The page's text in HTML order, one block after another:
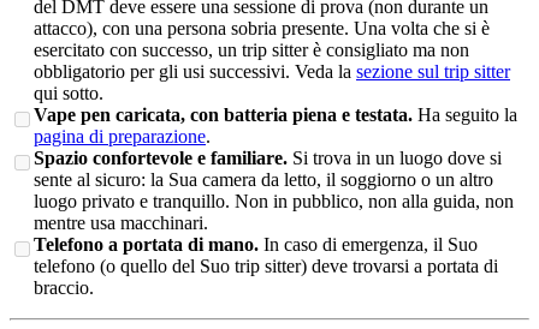
del DMT deve essere una sessione di prova (non durante un
attacco), con una persona sobria presente. Una volta che si è
esercitato con successo, un trip sitter è consigliato ma non
obbligatorio per gli usi successivi. Veda la sezione sul trip sitter
qui sotto.
Vape pen caricata, con batteria piena e testata. Ha seguito la
pagina di preparazione.
Spazio confortevole e familiare. Si trova in un luogo dove si
sente al sicuro: la Sua camera da letto, il soggiorno o un altro
luogo privato e tranquillo. Non in pubblico, non alla guida, non
mentre usa macchinari.
Telefono a portata di mano. In caso di emergenza, il Suo
telefono (o quello del Suo trip sitter) deve trovarsi a portata di
braccio.